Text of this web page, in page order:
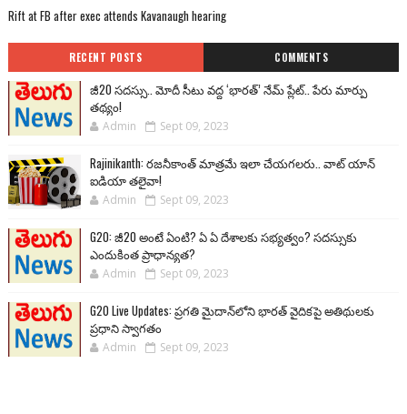
Rift at FB after exec attends Kavanaugh hearing
RECENT POSTS COMMENTS
జీ20 సదస్సు.. మోదీ సీటు వద్ద ‘భారత్’ నేమ్ ప్లేట్‌.. పేరు మార్పు
తథ్యం!
Admin Sept 09, 2023
Rajinikanth: రజనీకాంత్ మాత్రమే ఇలా చేయగలరు.. వాట్ యాన్
ఐడియా తలైవా!
Admin Sept 09, 2023
G20: జీ20 అంటే ఏంటి? ఏ ఏ దేశాలకు సభ్యత్వం? సదస్సుకు
ఎందుకింత ప్రాధాన్యత?
Admin Sept 09, 2023
G20 Live Updates: ప్రగతి మైదాన్‌లోని భారత్ వైదికపై అతిథులకు
ప్రధాని స్వాగతం
Admin Sept 09, 2023